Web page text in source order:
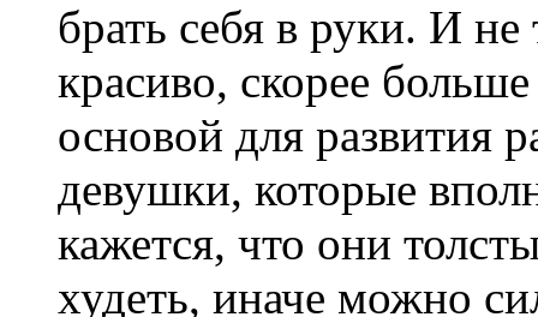
брать себя в руки. И не
красиво, скорее
основой для развития
девушки, которые
кажется, что они
худеть, иначе можно